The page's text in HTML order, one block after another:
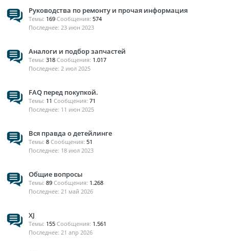
Руководства по ремонту и прочая информация
Темы: 169 Сообщения: 574
23 июн 2023
Аналоги и подбор запчастей
Темы: 318 Сообщения: 1.017
2 июл 2025
FAQ перед покупкой.
Темы: 11 Сообщения: 71
11 июн 2025
Вся правда о детейлинге
Темы: 8 Сообщения: 51
18 июл 2023
Общие вопросы
Темы: 89 Сообщения: 1.268
21 май 2026
XJ
Темы: 155 Сообщения: 1.561
21 апр 2026